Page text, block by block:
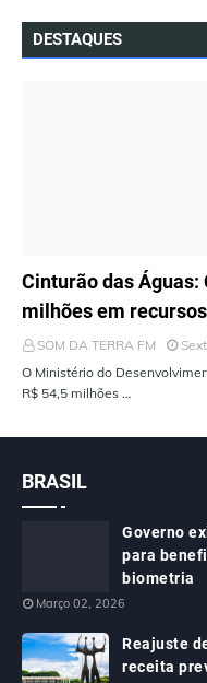
DESTAQUES
ÚLTIMAS NOTÍCIAS
Cinturão das Águas:
milhões em
SOM DA TERRA FM
O Ministério do
R$ 54,5 milhões …
BRASIL
Governo
para
biometria
Março 02, 2026
Reajuste
receita